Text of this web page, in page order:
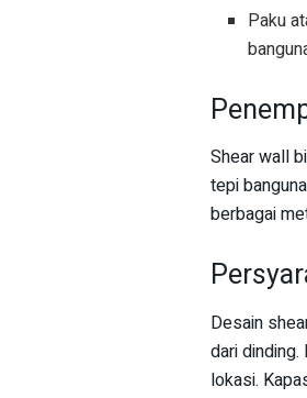
Paku
Shear wall
tepi
berbagai
Desain
dari
lokasi.